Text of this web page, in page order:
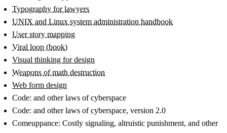
Typography for lawyers
UNIX and Linux system administration handbook
User story mapping
Viral loop (book)
Visual thinking for design
Weapons of math destruction
Web form design
Code: and other laws of cyberspace
Code: and other laws of cyberspace, version 2.0
Comeuppance: Costly signaling, altruistic punishment, and other